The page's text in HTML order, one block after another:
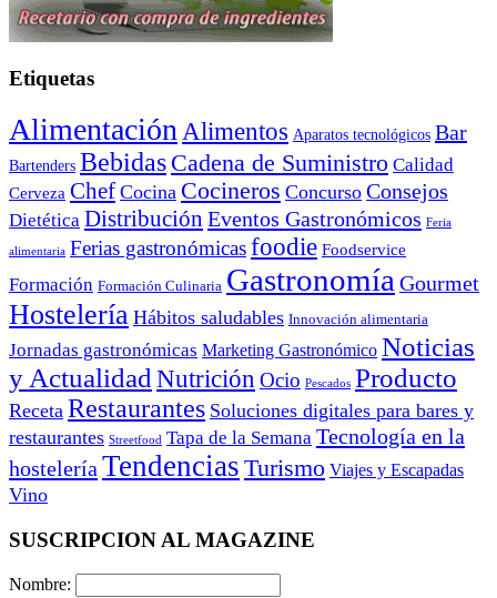
Etiquetas
Alimentación Alimentos Aparatos tecnológicos Bar
Bartenders Bebidas Cadena de Suministro Calidad
Cerveza Chef Cocina Cocineros Concurso Consejos
Dietética Distribución Eventos Gastronómicos Feria
alimentaria Ferias gastronómicasfoodie Foodservice
Formación Formación Culinaria Gastronomía Gourmet
Hostelería Hábitos saludables Innovación alimentaria
Jornadas gastronómicas Marketing Gastronómico Noticias
y Actualidad Nutrición Ocio Pescados Producto
Receta Restaurantes Soluciones digitales para bares y
restaurantes Streetfood Tapa de la Semana Tecnología en la
hostelería Tendencias Turismo Viajes y Escapadas
Vino
SUSCRIPCION AL MAGAZINE
Nombre: